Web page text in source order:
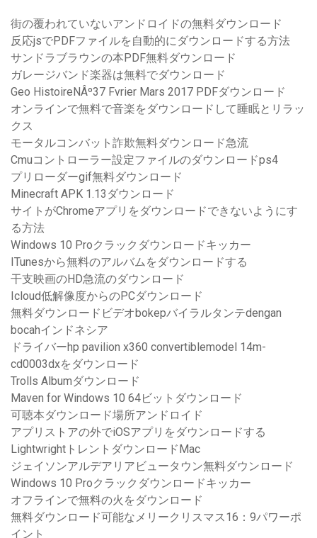
街の覆われていないアンドロイドの無料ダウンロード
反応jsでPDFファイルを自動的にダウンロードする方法
サンドラブラウンの本PDF無料ダウンロード
ガレージバンド楽器は無料でダウンロード
Geo HistoireNÂº37 Fvrier Mars 2017 PDFダウンロード
オンラインで無料で音楽をダウンロードして睡眠とリラッ
クス
モータルコンバット詐欺無料ダウンロード急流
Cmuコントローラー設定ファイルのダウンロードps4
プリローダーgif無料ダウンロード
Minecraft APK 1.13ダウンロード
サイトがChromeアプリをダウンロードできないようにす
る方法
Windows 10 Proクラックダウンロードキッカー
ITunesから無料のアルバムをダウンロードする
干支映画のHD急流のダウンロード
Icloud低解像度からのPCダウンロード
無料ダウンロードビデオbokepバイラルタンテdengan
bocahインドネシア
ドライバーhp pavilion x360 convertiblemodel 14m-
cd0003dxをダウンロード
Trolls Albumダウンロード
Maven for Windows 10 64ビットダウンロード
可聴本ダウンロード場所アンドロイド
アプリストアの外でiOSアプリをダウンロードする
LightwrightトレントダウンロードMac
ジェイソンアルデアリアビュータウン無料ダウンロード
Windows 10 Proクラックダウンロードキッカー
オフラインで無料の火をダウンロード
無料ダウンロード可能なメリークリスマス16：9パワーポ
イント